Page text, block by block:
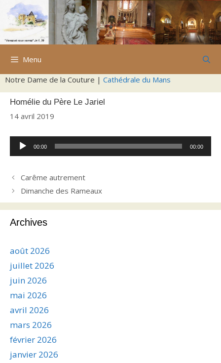
Aller
contenu
Menu
Notre Dame de la Couture | Cathédrale du Mans
Homélie du Père Le Jariel
14 avril 2019
Lecteur
audio
00:00 00:00
Carême autrement
Dimanche des Rameaux
Archives
août 2026
juillet 2026
juin 2026
mai 2026
avril 2026
mars 2026
février 2026
janvier 2026